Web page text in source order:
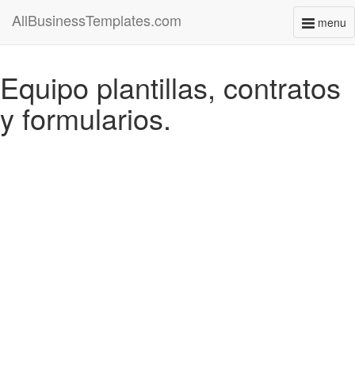
menu
AllBusinessTemplates.com
Equipo plantillas, contratos
y formularios.